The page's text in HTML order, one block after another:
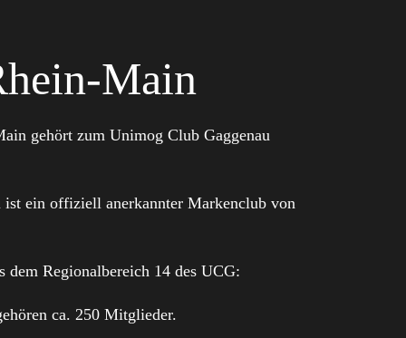
Main
gehört zum Unimog Club Gaggenau
ist ein offiziell anerkannter Markenclub von
Regionalbereich 14 des UCG:
ca. 250 Mitglieder.